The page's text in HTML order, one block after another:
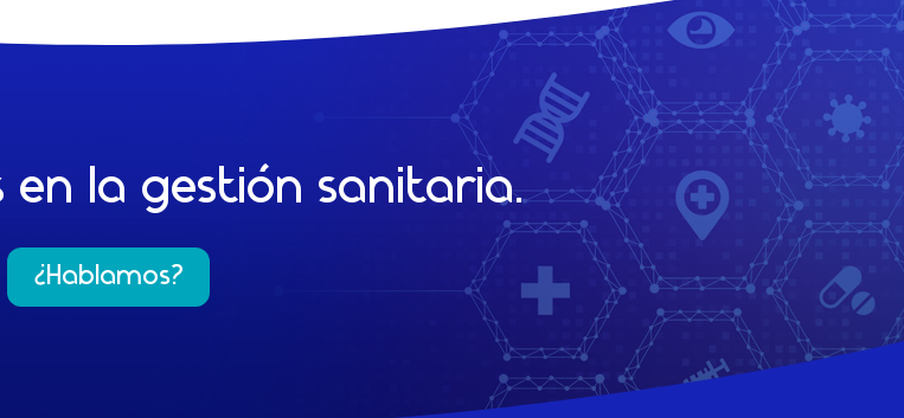
la gestión sanitaria.
¿Hablamos?